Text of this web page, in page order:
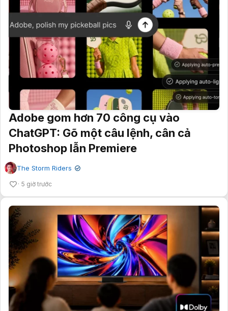
Adobe gom hơn 70 công cụ vào
ChatGPT: Gõ một câu lệnh, cân cả
Photoshop lẫn Premiere
The Storm Riders ✔
5 giờ trước